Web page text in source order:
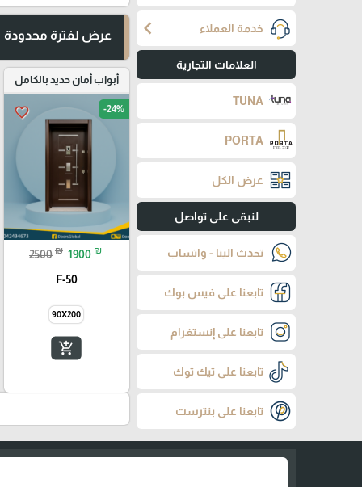
خدمة العملاء chevron_left
العلامات التجارية
TUNA
PORTA
عرض الكل
لنبقى على تواصل
تحدث الينا - واتساب
تابعنا على فيس بوك
تابعنا على إنستغرام
تابعنا على تيك توك
تابعنا على بنترست
عرض لفترة محدودة
أبواب أمان حديد بالكامل
favorite_border -24%
2500 ₪ 1900 ₪
F-50
90X200
add_shopping_cart